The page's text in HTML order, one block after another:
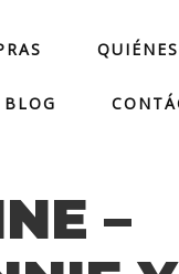
BLOG
–